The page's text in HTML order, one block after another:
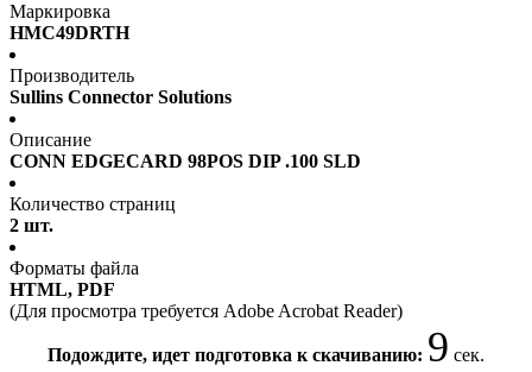
Маркировка
HMC49DRTH
Производитель
Sullins Connector Solutions
Описание
CONN EDGECARD 98POS DIP .100 SLD
Количество страниц
2 шт.
Форматы файла
HTML, PDF
(Для просмотра требуется Adobe Acrobat Reader)
Подождите, идет подготовка к скачиванию: 8 сек.